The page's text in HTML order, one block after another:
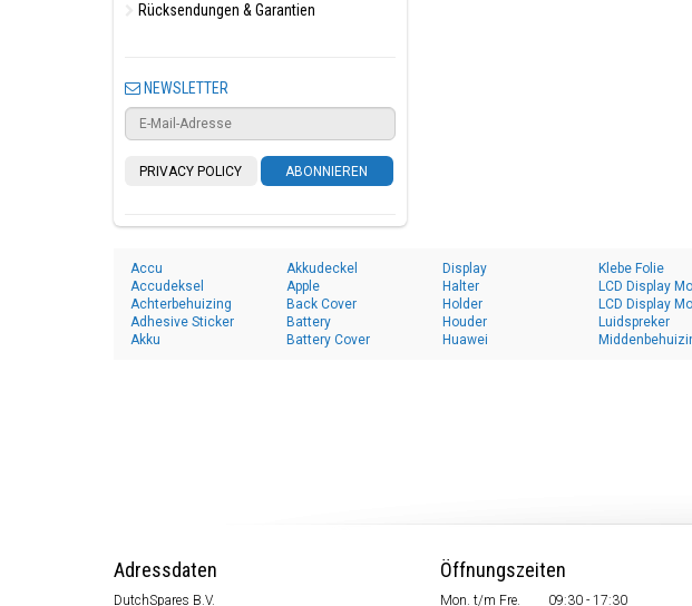
Rücksendungen & Garantien
NEWSLETTER
PRIVACY POLICY ABONNIEREN
Accu
Accudeksel
Achterbehuizing
Adhesive Sticker
Akku
Akkudeckel
Apple
Back Cover
Battery
Battery Cover
Display
Halter
Holder
Houder
Huawei
Klebe Folie
LCD Display
LCD Display
Luidspreker
Adressdaten
DutchSpares B.V.
Öffnungszeiten
Mon. t/m Fre. 09:30 - 17:30